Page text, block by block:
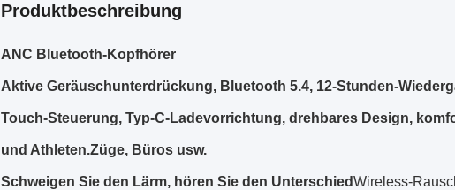
Produktbeschreibung
ANC Bluetooth-Kopfhörer
Aktive Geräuschunterdrückung, Bluetooth 5.4, 12-Stunden-
Touch-Steuerung, Typ-C-Ladevorrichtung, drehbares Design,
und Athleten.Züge, Büros usw.
Schweigen Sie den Lärm, hören Sie den UnterschiedWireless-